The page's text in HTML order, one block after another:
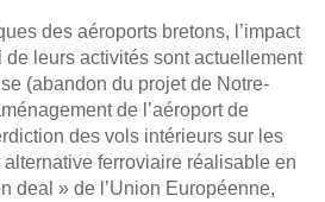
des aéroports bretons, l’impact
leurs activités sont actuellement
(abandon du projet de Notre-
de l’aéroport de
des vols intérieurs sur les
alternative ferroviaire réalisable en
deal » de l’Union Européenne,